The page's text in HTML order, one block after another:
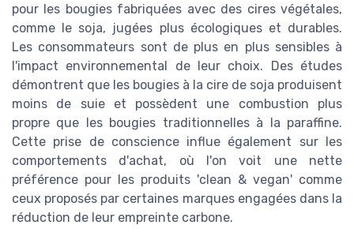
pour les bougies fabriquées avec des cires végétales,
comme le soja, jugées plus écologiques et durables.
Les consommateurs sont de plus en plus sensibles à
l'impact environnemental de leur choix. Des études
démontrent que les bougies à la cire de soja produisent
moins de suie et possèdent une combustion plus
propre que les bougies traditionnelles à la paraffine.
Cette prise de conscience influe également sur les
comportements d'achat, où l'on voit une nette
préférence pour les produits 'clean & vegan' comme
ceux proposés par certaines marques engagées dans la
réduction de leur empreinte carbone.